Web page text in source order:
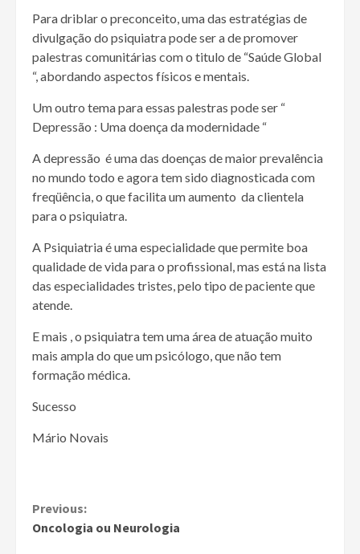
Para driblar o preconceito, uma das estratégias de
divulgação do psiquiatra pode ser a de promover
palestras comunitárias com o titulo de “Saúde Global
“, abordando aspectos físicos e mentais.
Um outro tema para essas palestras pode ser “
Depressão : Uma doença da modernidade “
A depressão é uma das doenças de maior prevalência
no mundo todo e agora tem sido diagnosticada com
freqüência, o que facilita um aumento da clientela
para o psiquiatra.
A Psiquiatria é uma especialidade que permite boa
qualidade de vida para o profissional, mas está na lista
das especialidades tristes, pelo tipo de paciente que
atende.
E mais , o psiquiatra tem uma área de atuação muito
mais ampla do que um psicólogo, que não tem
formação médica.
Sucesso
Mário Novais
Continue
Reading
Previous:
Oncologia ou Neurologia